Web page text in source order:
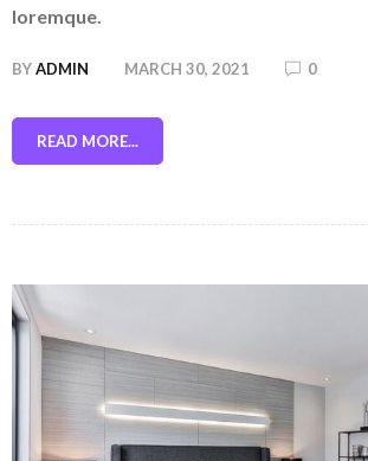
loremque.
BYADMIN MARCH 30, 2021 0
READ MORE...